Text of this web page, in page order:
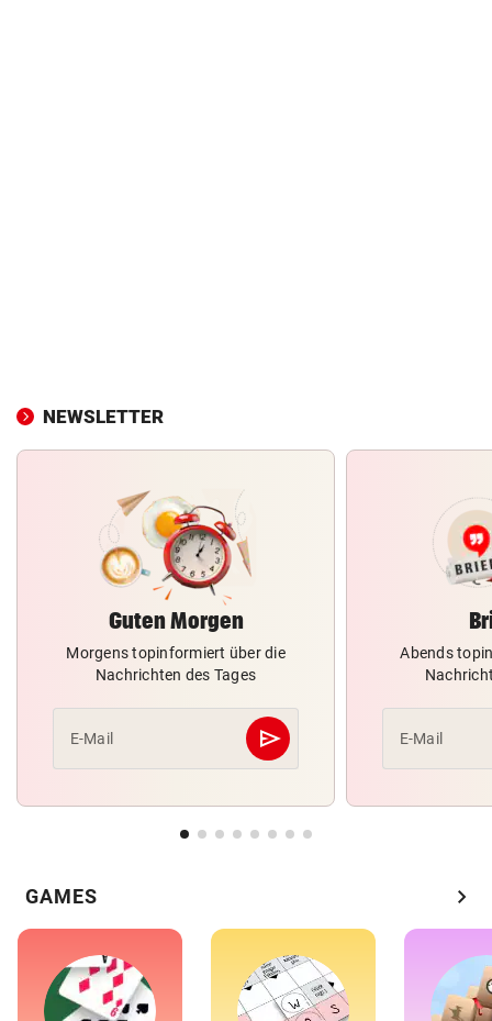
NEWSLETTER
Guten Morgen
Morgens topinformiert über die
Nachrichten des Tages
E-Mail send
Abschicken
Abends
E-Mail
GAMES chevron_right